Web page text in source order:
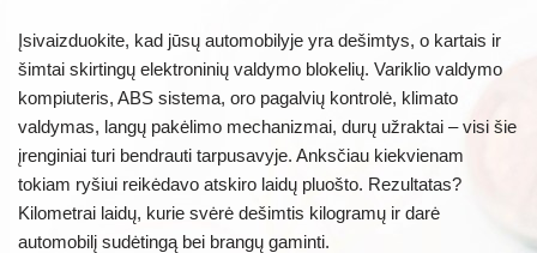
Įsivaizduokite, kad jūsų automobilyje yra dešimtys, o kartais ir
šimtai skirtingų elektroninių valdymo blokelių. Variklio valdymo
kompiuteris, ABS sistema, oro pagalvių kontrolė, klimato
valdymas, langų pakėlimo mechanizmai, durų užraktai – visi šie
įrenginiai turi bendrauti tarpusavyje. Anksčiau kiekvienam
tokiam ryšiui reikėdavo atskiro laidų pluošto. Rezultatas?
Kilometrai laidų, kurie svėrė dešimtis kilogramų ir darė
automobilį sudėtingą bei brangų gaminti.